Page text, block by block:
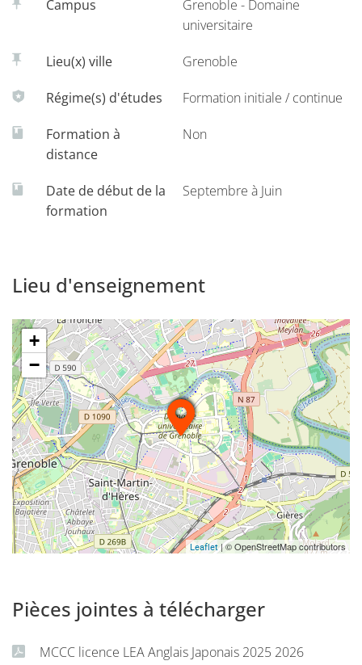
Campus
Grenoble - Domaine
universitaire
Lieu(x) ville Grenoble
Régime(s) d'études Formation initiale / continue
Formation à
distance
Non
Date de début de la
formation
Septembre à Juin
Lieu d'enseignement
+
−
Leaflet| © OpenStreetMap contributors
Pièces jointes à télécharger
MCCC licence LEA Anglais Japonais 2025 2026